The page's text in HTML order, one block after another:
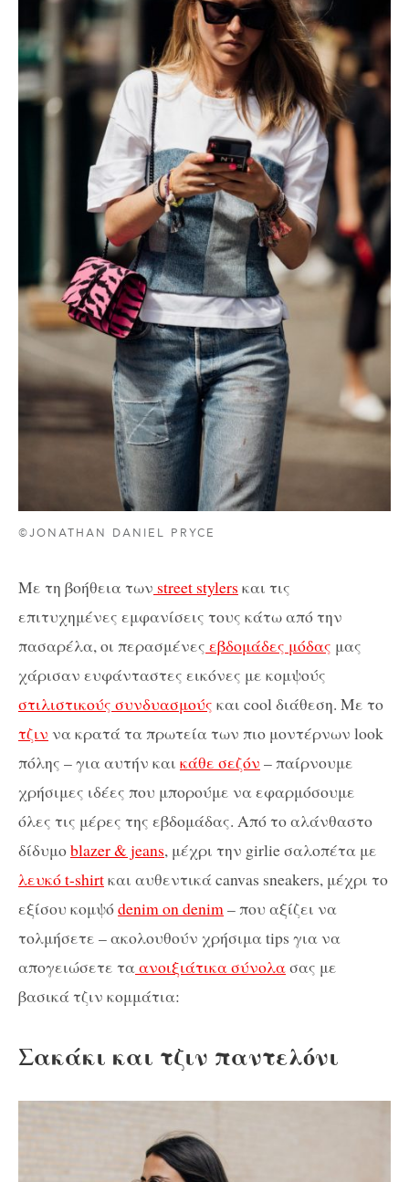
©JONATHAN DANIEL PRYCE
Με τη βοήθεια των street stylers και τις
επιτυχημένες εμφανίσεις τους κάτω από την
πασαρέλα, οι περασμένες εβδομάδες μόδας μας
χάρισαν ευφάνταστες εικόνες με κομψούς
στιλιστικούς συνδυασμούς και cool διάθεση. Με το
τζιν να κρατά τα πρωτεία των πιο μοντέρνων look
πόλης – για αυτήν και κάθε σεζόν – παίρνουμε
χρήσιμες ιδέες που μπορούμε να εφαρμόσουμε
όλες τις μέρες της εβδομάδας. Από το αλάνθαστο
δίδυμοblazer & jeans, μέχρι την girlie σαλοπέτα με
λευκό t-shirtκαι αυθεντικά canvas sneakers, μέχρι το
εξίσου κομψόdenim on denim – που αξίζει να
τολμήσετε – ακολουθούν χρήσιμα tips για να
απογειώσετε ταανοιξιάτικα σύνολασας με
βασικά τζιν κομμάτια:
Σακάκι και τζιν παντελόνι